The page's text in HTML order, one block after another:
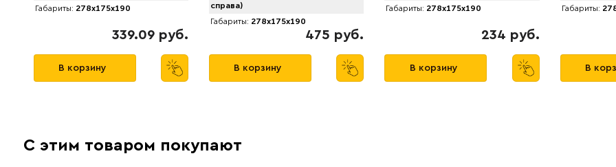
Габариты: 278x175x190
339.09 руб.
В корзину
справа)
Габариты: 278x175x190
475 руб.
В корзину
Габариты: 278x175x190
234 руб.
В корзину
Габариты:
В
С этим товаром покупают